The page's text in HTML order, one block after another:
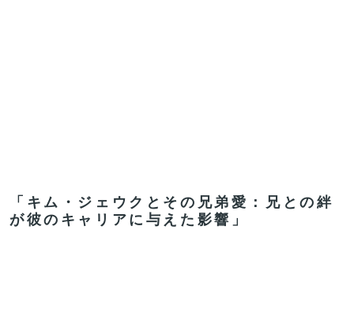
「キム・ジェウクとその兄弟愛：兄との絆
が彼のキャリアに与えた影響」